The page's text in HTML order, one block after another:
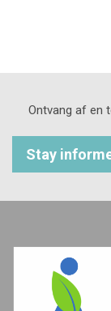
Ontvang af en
Stay